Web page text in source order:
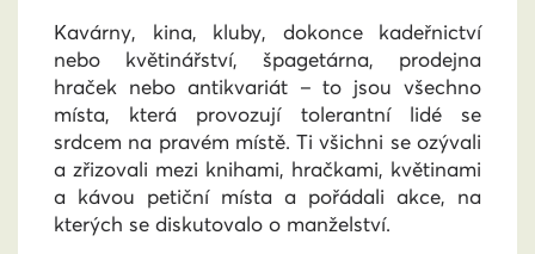
Kavárny, kina, kluby, dokonce kadeřnictví
nebo květinářství, špagetárna, prodejna
hraček nebo antikvariát – to jsou všechno
místa, která provozují tolerantní lidé se
srdcem na pravém místě. Ti všichni se ozývali
a zřizovali mezi knihami, hračkami, květinami
a kávou petiční místa a pořádali akce, na
kterých se diskutovalo o manželství.